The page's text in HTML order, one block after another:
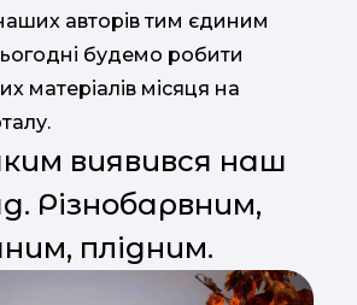
авторів тим єдиним
будемо робити
матеріалів місяця на
виявився наш
Різнобарвним,
плідним.